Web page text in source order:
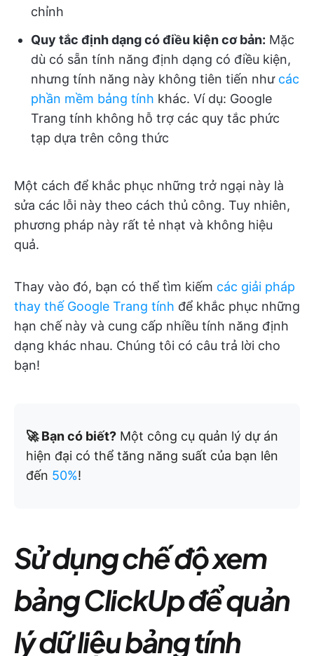
chỉnh
Quy tắc định dạng có điều kiện cơ bản: Mặc
dù có sẵn tính năng định dạng có điều kiện,
nhưng tính năng này không tiên tiến như các
phần mềm bảng tính khác. Ví dụ: Google
Trang tính không hỗ trợ các quy tắc phức
tạp dựa trên công thức
Một cách để khắc phục những trở ngại này là
sửa các lỗi này theo cách thủ công. Tuy nhiên,
phương pháp này rất tẻ nhạt và không hiệu
quả.
Thay vào đó, bạn có thể tìm kiếm các giải pháp
thay thế Google Trang tính để khắc phục những
hạn chế này và cung cấp nhiều tính năng định
dạng khác nhau. Chúng tôi có câu trả lời cho
bạn!
🚀 Bạn có biết? Một công cụ quản lý dự án
hiện đại có thể tăng năng suất của bạn lên
đến 50%!
Sử dụng chế độ xem
bảng ClickUp để quản
lý dữ liệu bảng tính